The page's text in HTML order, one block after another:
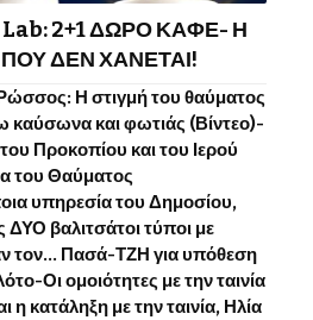
2+1 ΔΩΡΟ ΚΑΦΕ- Η
ΔΕΝ ΧΑΝΕΤΑΙ!
Η στιγμή του θαύματος
καύσωνα και φωτιάς (Βίντεο)-
Προκοπίου και του Ιερού
του Θαύματος
υπηρεσία του Δημοσίου,
ΔΥΟ βαλιτσάτοι τύποι με
τον… Πασά-ΤΖΗ για υπόθεση
Οι ομοιότητες με την ταινία
η κατάληξη με την ταινία, Ηλία